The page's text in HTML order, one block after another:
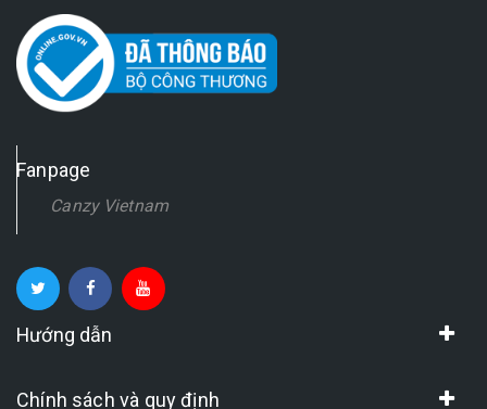
Fanpage
Canzy Vietnam
Hướng dẫn
Chính sách và quy định